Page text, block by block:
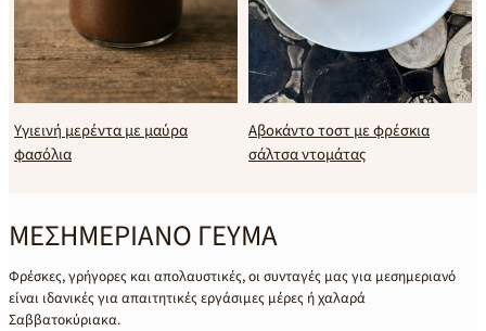
Υγιεινή μερέντα με μαύρα
φασόλια
Αβοκάντο τοστ με φρέσκια
σάλτσα ντομάτας
ΜΕΣΗΜΕΡΙΑΝΟ ΓΕΥΜΑ
Φρέσκες, γρήγορες και απολαυστικές, οι συνταγές μας για μεσημεριανό
είναι ιδανικές για απαιτητικές εργάσιμες μέρες ή χαλαρά
Σαββατοκύριακα.